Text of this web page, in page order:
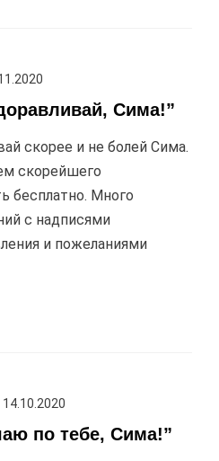
Сима!”
скорее и не болей Сима.
скорейшего
бесплатно. Много
с надписями
и пожеланиями
14.10.2020
по тебе, Сима!”